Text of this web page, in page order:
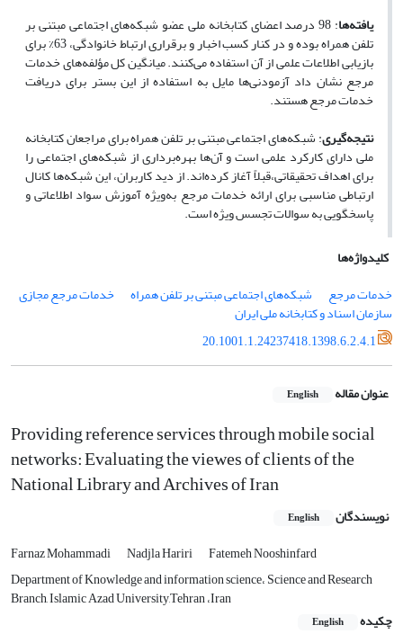
یافته‌ها: 98 درصد اعضای کتابخانه ملی عضو شبکه‌های اجتماعی مبتنی بر
تلفن همراه بوده و در کنار کسب اخبار و برقراری ارتباط خانوادگی، 63% برای
بازیابی اطلاعات علمی از آن استفاده می‌کنند. میانگین کل مؤلفه‌های خدمات
مرجع نشان داد آزمودنی‌ها مایل به استفاده از این بستر برای دریافت
خدمات مرجع هستند.
نتیجه‌گیری:شبکه‌های اجتماعی مبتنی بر تلفن همراه برای مراجعان کتابخانه
ملی دارای کارکرد علمی است و آن‌ها بهره‌برداری از شبکه‌های اجتماعی را
برای اهداف تحقیقاتی،قبلاً آغاز کرده‌اند. از دید کاربران، این شبکه‌ها کانال
ارتباطی مناسبی برای ارائه خدمات مرجع به‌ویژه آموزش سواد اطلاعاتی و
پاسخگویی به سوالات تجسس ویژه است.
کلیدواژه‌ها
خدمات مرجع
شبکه‌های اجتماعی مبتنی بر تلفن همراه خدمات مرجع مجازی
سازمان اسناد و کتابخانه ملی ایران
20.1001.1.24237418.1398.6.2.4.1
عنوان مقاله English
Providing reference services through mobile social
networks: Evaluating the viewes of clients of the
National Library and Archives of Iran
نویسندگان English
Farnaz Mohammadi Nadjla Hariri
Fatemeh Nooshinfard
Department of Knowledge and information science، Science and Research
Branch, Islamic Azad University,Tehran ،Iran
چکیده
English